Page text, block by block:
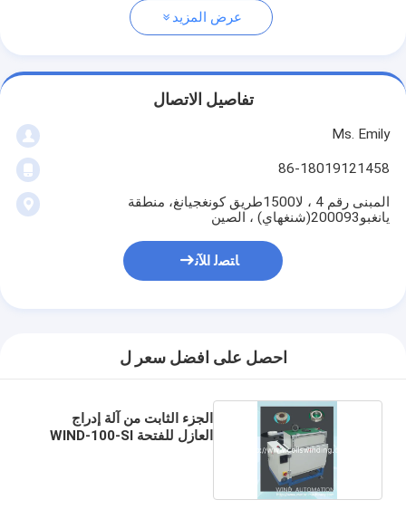
عرض المزيد
تفاصيل الاتصال
Ms. Emily
86-18019121458
المبنى رقم 4 ، لا1500طريق كونغجيانغ، منطقة
يانغبو200093(شنغهاي) ، الصين
ﺎﺘﺼﻟ ﺍﻶﻧ
احصل على افضل سعر ل
الجزء الثابت من آلة إدراج
العازل للفتحة WIND-100-SI